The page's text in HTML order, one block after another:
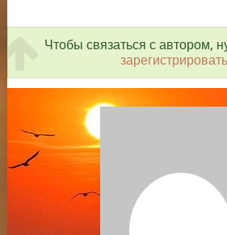
Чтобы связаться с автором,